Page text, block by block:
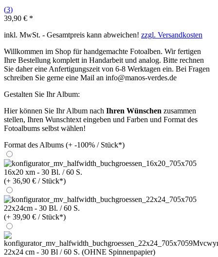
(3)
39,90 € *
inkl. MwSt. - Gesamtpreis kann abweichen! zzgl. Versandkosten
Willkommen im Shop für handgemachte Fotoalben. Wir fertigen
Ihre Bestellung komplett in Handarbeit und analog. Bitte rechnen
Sie daher eine Anfertigungszeit von 6-8 Werktagen ein. Bei Fragen
schreiben Sie gerne eine Mail an info@manos-verdes.de
Gestalten Sie Ihr Album:
Hier können Sie Ihr Album nach Ihren Wünschen zusammen
stellen, Ihren Wunschtext eingeben und Farben und Format des
Fotoalbums selbst wählen!
Format des Albums (+ -100% / Stück*)
16x20 xm - 30 Bl. / 60 S.
(+ 36,90 € / Stück*)
22x24cm - 30 Bl. / 60 S.
(+ 39,90 € / Stück*)
22x24 cm - 30 Bl / 60 S. (OHNE Spinnenpapier)